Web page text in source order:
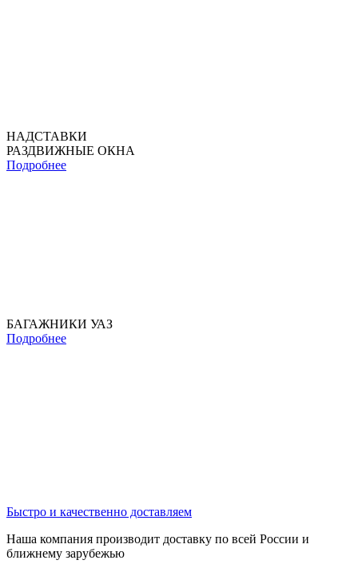
НАДСТАВКИ
РАЗДВИЖНЫЕ ОКНА
Подробнее
БАГАЖНИКИ УАЗ
Подробнее
Быстро и качественно доставляем
Наша компания производит доставку по всей России и
ближнему зарубежью